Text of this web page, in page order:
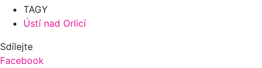
TAGY
Ústí nad Orlicí
Sdílejte
Facebook